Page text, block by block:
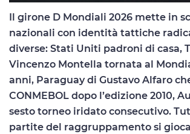
Il girone D Mondiali 2026 mette in
nazionali con identità tattiche
diverse: Stati Uniti padroni di casa,
Vincenzo Montella tornata al
anni, Paraguay di Gustavo Alfaro
CONMEBOL dopo l’edizione 2010,
sesto torneo iridato consecutivo.
partite del raggruppamento si